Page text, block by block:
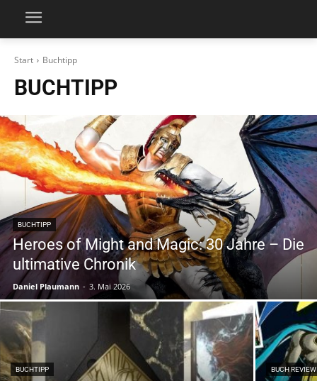
Start Buchtipp
BUCHTIPP
BUCHTIPP
Heroes of Might and Magic: 30 Jahre – Die
ultimative Chronik
Daniel Plaumann - 3. Mai 2026
BUCHTIPP BUCH REVIEW